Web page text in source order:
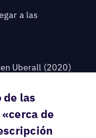
a las
Uberall (2020)
de las
de